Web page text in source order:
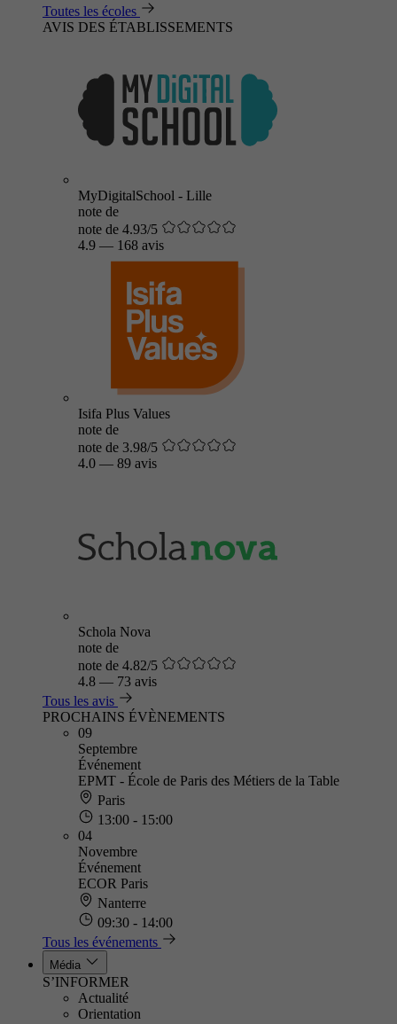
Toutes les écoles
AVIS DES ÉTABLISSEMENTS
MyDigitalSchool - Lille
note de
note de 4.93/5
4.9 — 168 avis
Isifa Plus Values
note de
note de 3.98/5
4.0 — 89 avis
Schola Nova
note de
note de 4.82/5
4.8 — 73 avis
Tous les avis
PROCHAINS ÉVÈNEMENTS
09
Septembre
Événement
EPMT - École de Paris des Métiers de la Table
Paris
13:00 - 15:00
04
Novembre
Événement
ECOR Paris
Nanterre
09:30 - 14:00
Tous les événements
Média
S’INFORMER
Actualité
Orientation